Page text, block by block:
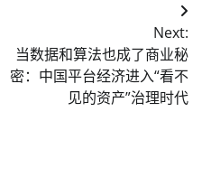
Next:
当数据和算法也成了商业秘
密：中国平台经济进入“看不
见的资产”治理时代